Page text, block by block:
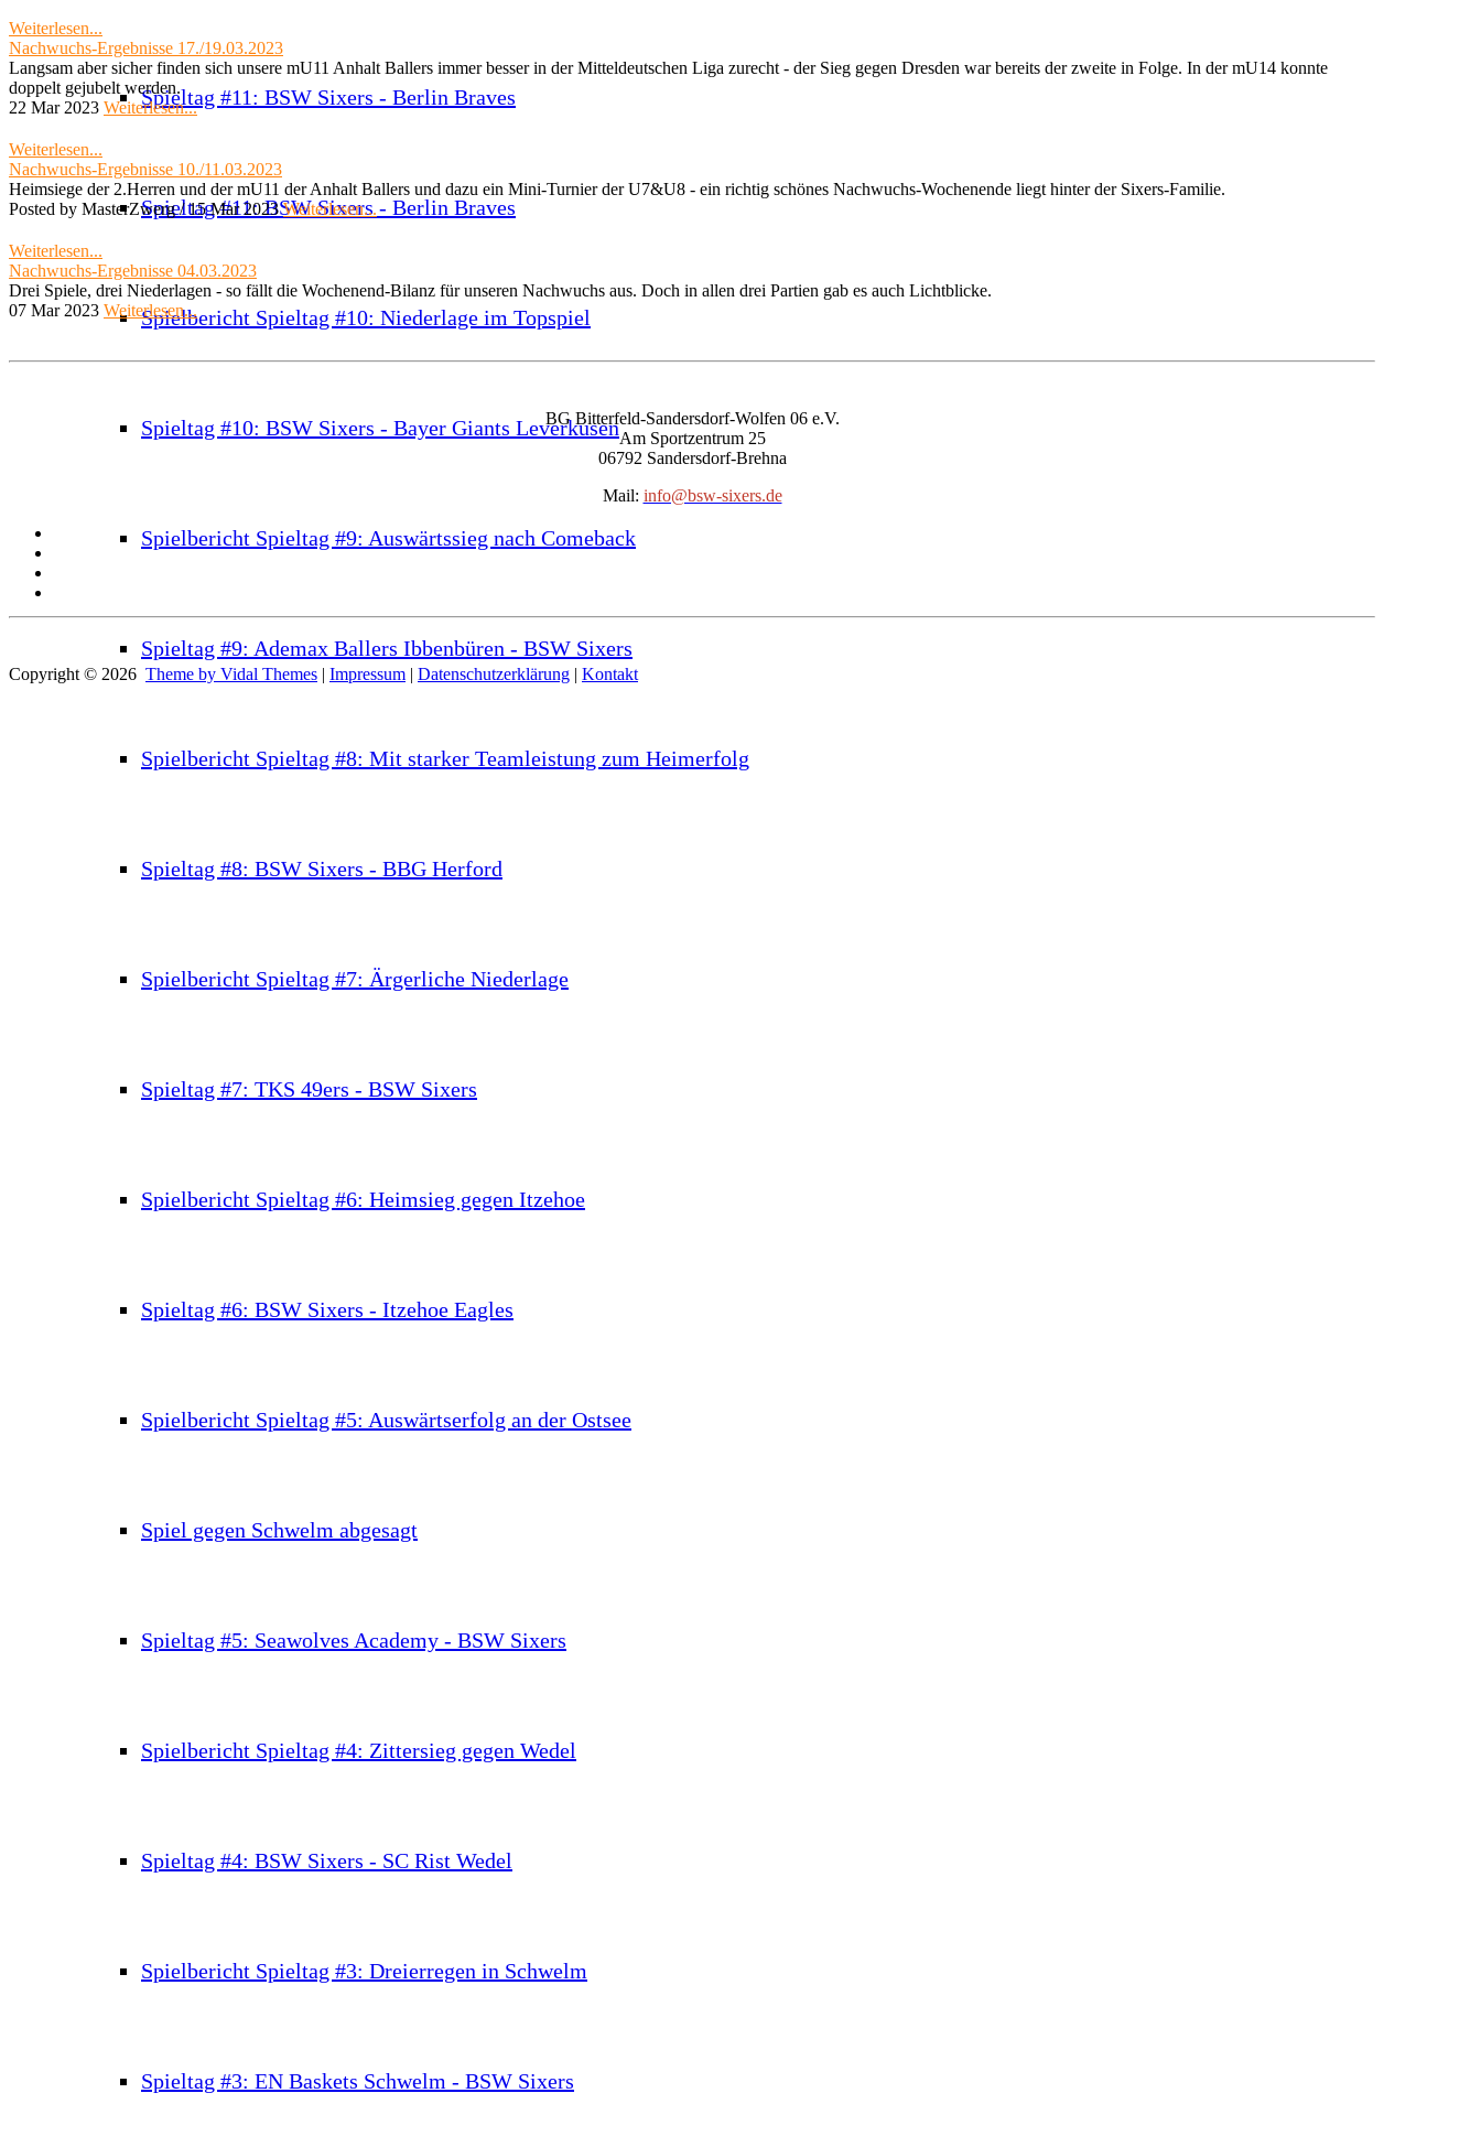
Spieltag #11: BSW Sixers - Berlin Braves
Spieltag #11: BSW Sixers - Berlin Braves
Spielbericht Spieltag #10: Niederlage im Topspiel
Spieltag #10: BSW Sixers - Bayer Giants Leverkusen
Spielbericht Spieltag #9: Auswärtssieg nach Comeback
Spieltag #9: Ademax Ballers Ibbenbüren - BSW Sixers
Spielbericht Spieltag #8: Mit starker Teamleistung zum Heimerfolg
Spieltag #8: BSW Sixers - BBG Herford
Spielbericht Spieltag #7: Ärgerliche Niederlage
Spieltag #7: TKS 49ers - BSW Sixers
Spielbericht Spieltag #6: Heimsieg gegen Itzehoe
Spieltag #6: BSW Sixers - Itzehoe Eagles
Spielbericht Spieltag #5: Auswärtserfolg an der Ostsee
Spiel gegen Schwelm abgesagt
Spieltag #5: Seawolves Academy - BSW Sixers
Spielbericht Spieltag #4: Zittersieg gegen Wedel
Spieltag #4: BSW Sixers - SC Rist Wedel
Spielbericht Spieltag #3: Dreierregen in Schwelm
Spieltag #3: EN Baskets Schwelm - BSW Sixers
Weiterlesen...
Nachwuchs-Ergebnisse 17./19.03.2023
Langsam aber sicher finden sich unsere mU11 Anhalt Ballers immer besser in der Mitteldeutschen Liga zurecht - der Sieg gegen Dresden war bereits der zweite in Folge. In der mU14 konnte
doppelt gejubelt werden.
22 Mar 2023 Weiterlesen...
Weiterlesen...
Nachwuchs-Ergebnisse 10./11.03.2023
Heimsiege der 2.Herren und der mU11 der Anhalt Ballers und dazu ein Mini-Turnier der U7&U8 - ein richtig schönes Nachwuchs-Wochenende liegt hinter der Sixers-Familie.
Posted by MasterZwerg /15 Mar 2023 Weiterlesen...
Weiterlesen...
Nachwuchs-Ergebnisse 04.03.2023
Drei Spiele, drei Niederlagen - so fällt die Wochenend-Bilanz für unseren Nachwuchs aus. Doch in allen drei Partien gab es auch Lichtblicke.
07 Mar 2023 Weiterlesen...
BG Bitterfeld-Sandersdorf-Wolfen 06 e.V.
Am Sportzentrum 25
06792 Sandersdorf-Brehna
Mail: info@bsw-sixers.de
Copyright © 2026 Theme by Vidal Themes | Impressum | Datenschutzerklärung | Kontakt